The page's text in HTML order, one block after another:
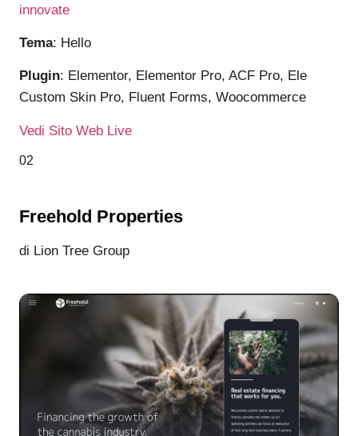
innovate
Tema: Hello
Plugin: Elementor, Elementor Pro, ACF Pro, Ele
Custom Skin Pro, Fluent Forms, Woocommerce
Vedi Sito Web Live
02
Freehold Properties
di Lion Tree Group